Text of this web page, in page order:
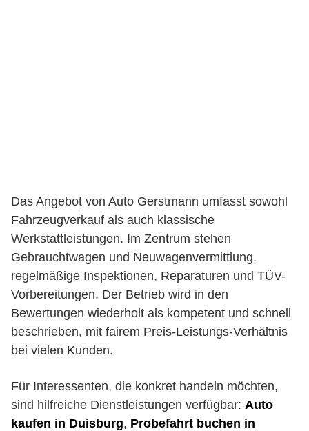
Das Angebot von Auto Gerstmann umfasst sowohl
Fahrzeugverkauf als auch klassische
Werkstattleistungen. Im Zentrum stehen
Gebrauchtwagen und Neuwagenvermittlung,
regelmäßige Inspektionen, Reparaturen und TÜV-
Vorbereitungen. Der Betrieb wird in den
Bewertungen wiederholt als kompetent und schnell
beschrieben, mit fairem Preis-Leistungs-Verhältnis
bei vielen Kunden.
Für Interessenten, die konkret handeln möchten,
sind hilfreiche Dienstleistungen verfügbar: Auto
kaufen in Duisburg, Probefahrt buchen in